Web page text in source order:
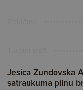
Jesica Zundovska
satraukuma pilnu